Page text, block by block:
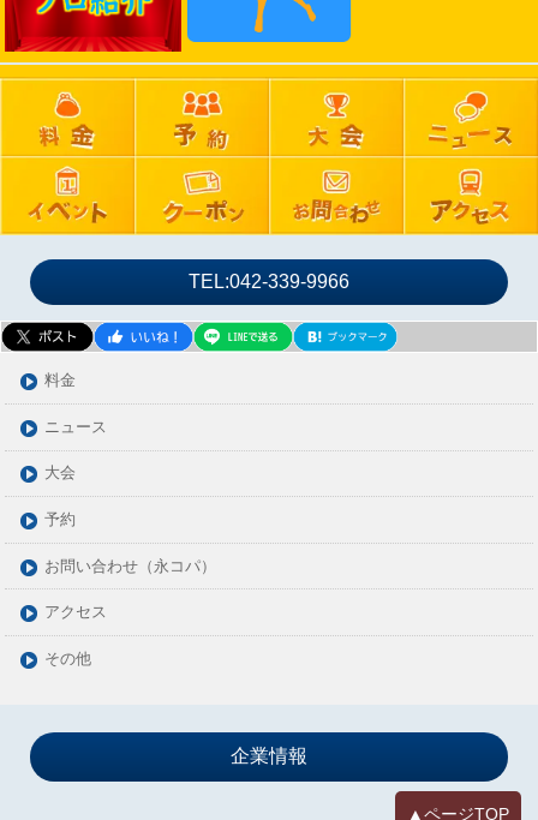
2024年10月
2024年09月
2024年08月
2024年07月
2024年06月
2024年05月
2024年04月
2024年03月
2024年02月
2024年01月
2023年12月
2023年11月
2023年10月
2023年09月
2023年08月
2023年07月
2023年06月
2023年05月
2023年04月
2023年01月
▲ページTOP
TEL:042-339-9966
料金
ニュース
大会
予約
お問い合わせ（永コパ）
アクセス
その他
企業情報